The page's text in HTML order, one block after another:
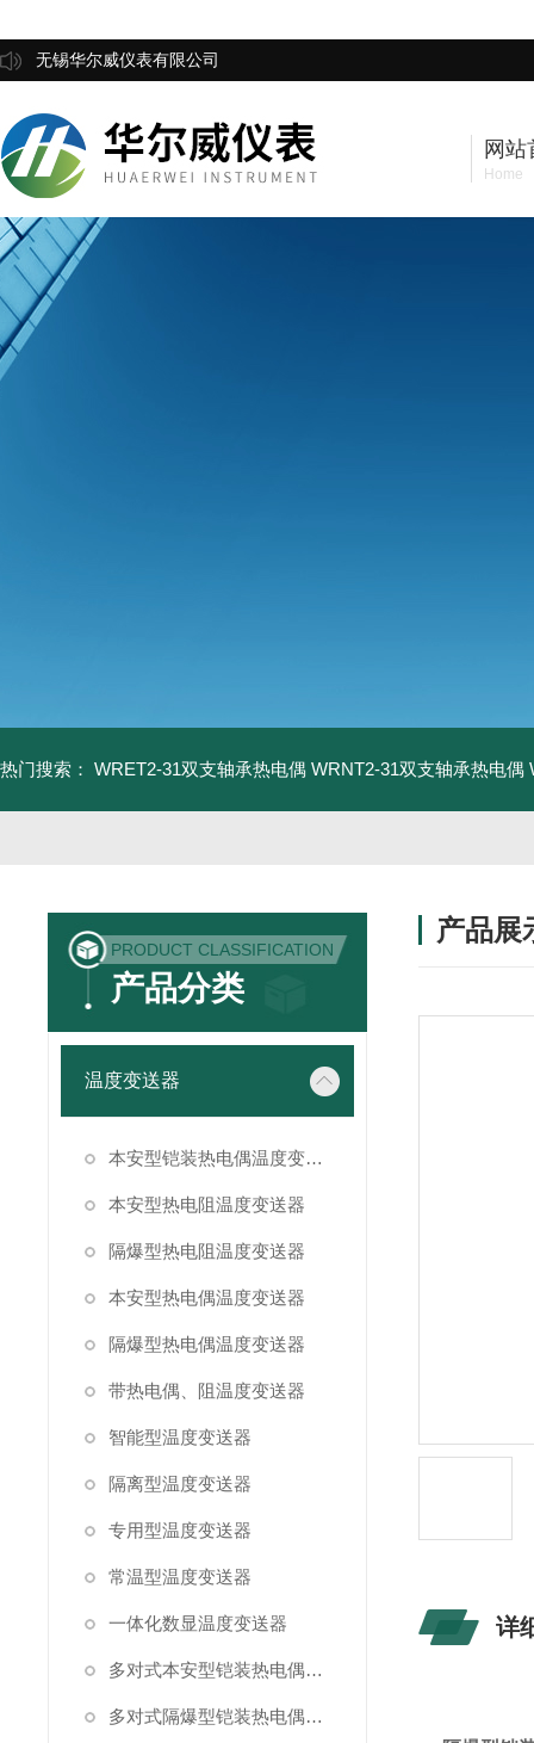
无锡华尔威仪表有限公司
网站
Home
热门搜索： WRET2-31双支轴承热电偶 WRNT2-31双支轴承热电偶
PRODUCT CLASSIFICATION
产品分类
温度变送器
本安型铠装热电偶温度变送器
本安型热电阻温度变送器
隔爆型热电阻温度变送器
本安型热电偶温度变送器
隔爆型热电偶温度变送器
带热电偶、阻温度变送器
智能型温度变送器
隔离型温度变送器
专用型温度变送器
常温型温度变送器
一体化数显温度变送器
多对式本安型铠装热电偶温度变送器
多对式隔爆型铠装热电偶温度变送器
产品展
详